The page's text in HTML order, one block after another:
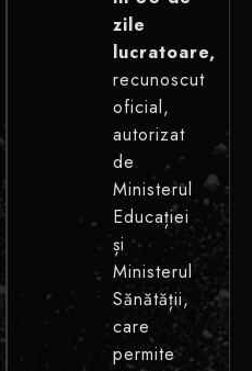
zile
lucratoare,
recunoscut
oficial,
autorizat
de
Ministerul
Educației
și
Ministerul
Sănătății,
care
permite